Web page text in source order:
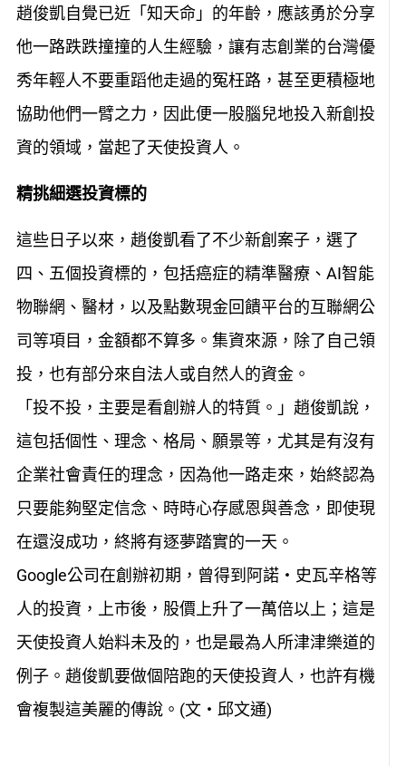
趙俊凱自覺已近「知天命」的年齡，應該勇於分享
他一路跌跌撞撞的人生經驗，讓有志創業的台灣優
秀年輕人不要重蹈他走過的冤枉路，甚至更積極地
協助他們一臂之力，因此便一股腦兒地投入新創投
資的領域，當起了天使投資人。
精挑細選投資標的
這些日子以來，趙俊凱看了不少新創案子，選了
四、五個投資標的，包括癌症的精準醫療、AI智能
物聯網、醫材，以及點數現金回饋平台的互聯網公
司等項目，金額都不算多。集資來源，除了自己領
投，也有部分來自法人或自然人的資金。
「投不投，主要是看創辦人的特質。」趙俊凱說，
這包括個性、理念、格局、願景等，尤其是有沒有
企業社會責任的理念，因為他一路走來，始終認為
只要能夠堅定信念、時時心存感恩與善念，即使現
在還沒成功，終將有逐夢踏實的一天。
Google公司在創辦初期，曾得到阿諾‧史瓦辛格等
人的投資，上市後，股價上升了一萬倍以上；這是
天使投資人始料未及的，也是最為人所津津樂道的
例子。趙俊凱要做個陪跑的天使投資人，也許有機
會複製這美麗的傳說。(文‧邱文通)